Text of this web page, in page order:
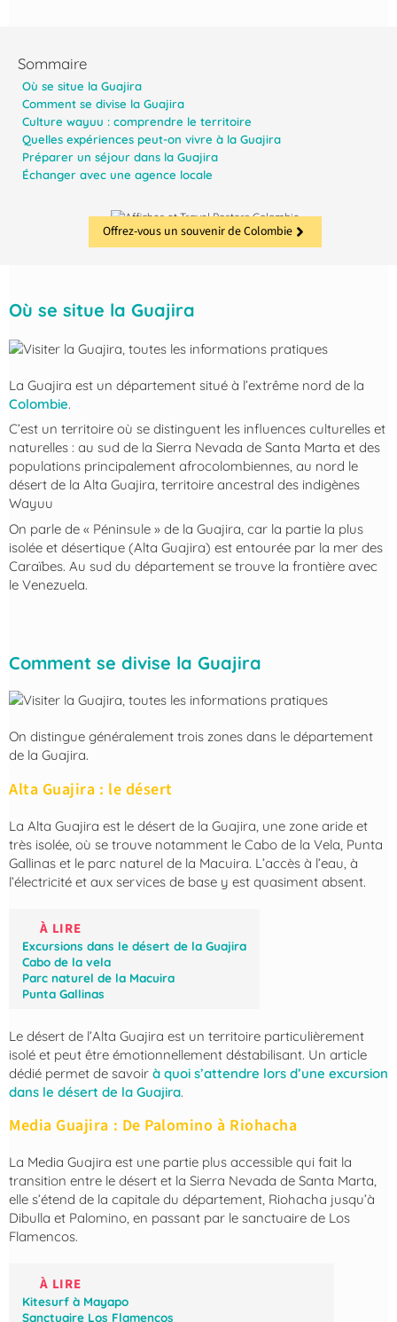
Sommaire
Où se situe la Guajira
Comment se divise la Guajira
Culture wayuu : comprendre le territoire
Quelles expériences peut-on vivre à la Guajira
Préparer un séjour dans la Guajira
Échanger avec une agence locale
Offrez-vous un souvenir de Colombie
Où se situe la Guajira
La Guajira est un département situé à l’extrême nord de la
Colombie.
C’est un territoire où se distinguent les influences culturelles et
naturelles : au sud de la Sierra Nevada de Santa Marta et des
populations principalement afrocolombiennes, au nord le
désert de la Alta Guajira, territoire ancestral des indigènes
Wayuu
On parle de « Péninsule » de la Guajira, car la partie la plus
isolée et désertique (Alta Guajira) est entourée par la mer des
Caraïbes. Au sud du département se trouve la frontière avec
le Venezuela.
Comment se divise la Guajira
On distingue généralement trois zones dans le département
de la Guajira.
Alta Guajira : le désert
La Alta Guajira est le désert de la Guajira, une zone aride et
très isolée, où se trouve notamment le Cabo de la Vela, Punta
Gallinas et le parc naturel de la Macuira. L’accès à l’eau, à
l’électricité et aux services de base y est quasiment absent.
À LIRE
Excursions dans le désert de la Guajira
Cabo de la vela
Parc naturel de la Macuira
Punta Gallinas
Le désert de l’Alta Guajira est un territoire particulièrement
isolé et peut être émotionnellement déstabilisant. Un article
dédié permet de savoir à quoi s’attendre lors d’une excursion
dans le désert de la Guajira.
Media Guajira : De Palomino à Riohacha
La Media Guajira est une partie plus accessible qui fait la
transition entre le désert et la Sierra Nevada de Santa Marta,
elle s’étend de la capitale du département, Riohacha jusqu’à
Dibulla et Palomino, en passant par le sanctuaire de Los
Flamencos.
À LIRE
Kitesurf à Mayapo
Sanctuaire Los Flamencos